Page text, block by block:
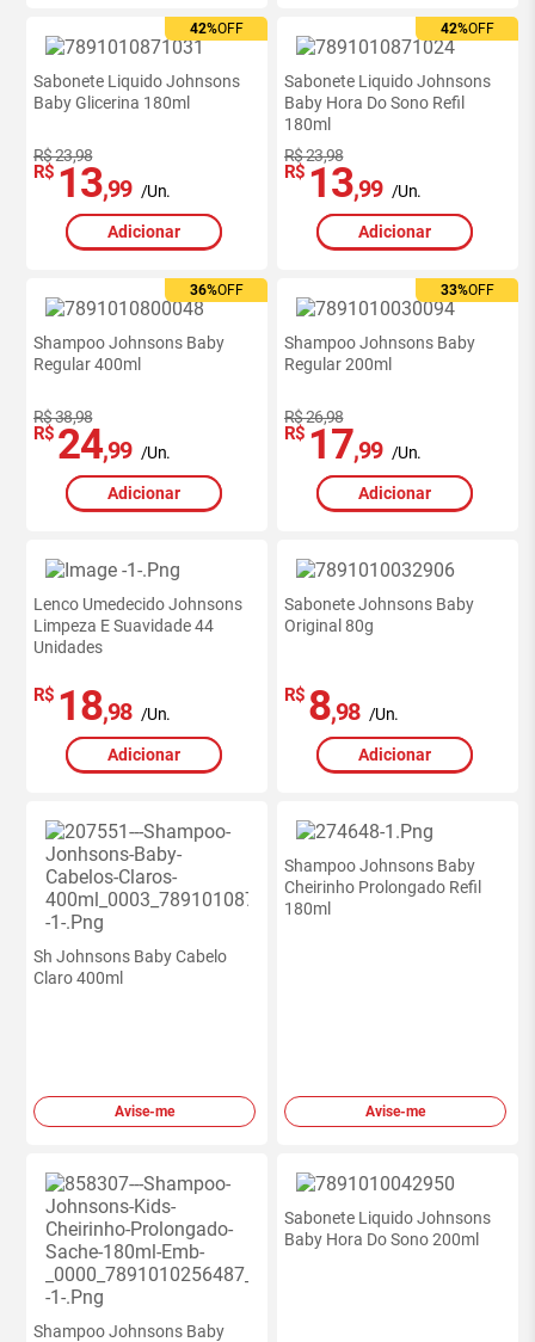
42%OFF
Sabonete Liquido Johnsons
Baby Glicerina 180ml
R$ 23,98
R$ 13,99 /Un.
Adicionar
42%OFF
Sabonete Liquido Johnsons
Baby Hora Do Sono Refil
180ml
R$ 23,98
R$ 13,99 /Un.
Adicionar
36%OFF
Shampoo Johnsons Baby
Regular 400ml
R$ 38,98
R$ 24,99 /Un.
Adicionar
33%OFF
Shampoo Johnsons Baby
Regular 200ml
R$ 26,98
R$ 17,99 /Un.
Adicionar
Lenco Umedecido Johnsons
Limpeza E Suavidade 44
Unidades
R$ 18,98 /Un.
Adicionar
Sabonete Johnsons Baby
Original 80g
R$ 8,98 /Un.
Adicionar
Sh Johnsons Baby Cabelo
Claro 400ml
Avise-me
Shampoo Johnsons Baby
Cheirinho Prolongado Refil
180ml
Avise-me
Shampoo Johnsons Baby
Sabonete Liquido Johnsons
Baby Hora Do Sono 200ml